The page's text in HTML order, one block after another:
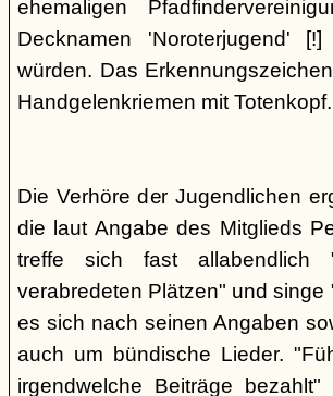
ehemaligen
Decknamen 'Noroterjugend'
würden. Das
Handgelenkriemen mit Totenkopf.
Die Verhöre der Jugendlichen
die laut Angabe des Mitglieds
treffe sich fast allabendlich
verabredeten Plätzen" und
es sich nach seinen Angaben
auch um bündische Lieder.
irgendwelche Beiträge